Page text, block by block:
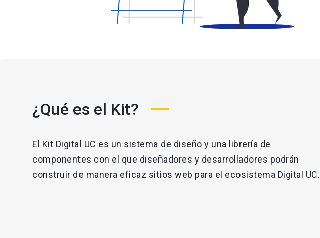
¿Qué es el Kit?
El Kit Digital UC es un sistema de diseño y una librería de
componentes con el que diseñadores y desarrolladores podrán
construir de manera eficaz sitios web para el ecosistema Digital UC.